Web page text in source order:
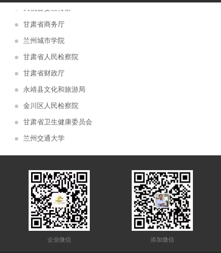
青海青稞酒业公司展厅案例分享
甘肃机电职业技术学院校史馆
建投矿业案例分享
6月6日，首届中国（青海）国际生态博览会
在西宁市如期举行。由兰州芳菲大地展览设计施
工的甘肃展厅，成为本届展会的简约小清新。
由兰州芳菲大地装饰展览公司设计的 “ 中国
移动通信集团 甘肃有限公司张掖分公司 ” 办公
大楼整体设计项目于近日中标。
由兰州芳菲大地展览公司设计的佛慈制药公
司“兰州老街佛慈大药房形象店”首稿亮相。
由兰州芳菲大地展览公司设计的“甘肃机电职
业技术学院校史馆”于近期中标。
庆祝建党一百周年“陕甘边红色藏品展陈博物
馆”近期完成设计方案
热烈祝贺甘肃房地产业商会2021年会隆重召
甘肃金利达消防技术服务有限公司企业展厅
获甲方好评
由芳菲大地展览公司设计施工的白银矿山
（国家）精神纪念馆于近期完工
兰州城市学院
甘肃省人民检察院
甘肃省财政厅
永靖县文化和旅游局
金川区人民检察院
甘肃省卫生健康委员会
兰州交通大学
甘肃省农业农村厅
陇东学院
甘肃省工业和信息化委员会
白银国家矿山精神纪念馆
兰州大学
企业微信 添加微信